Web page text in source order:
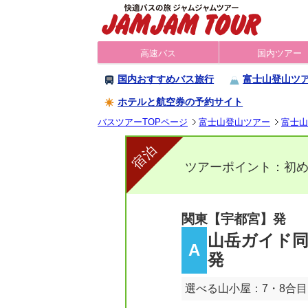
高速バス 国内ツアー
国内おすすめバス旅行 富士山登山ツ
ホテルと航空券の予約サイト
バスツアーTOPページ 富士山登山ツアー 富士
ツアーポイント：初
宿泊
関東【宇都宮】発
A
山岳ガイド
発
選べる山小屋：7・8合